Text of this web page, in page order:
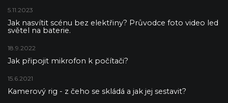
5.11.2023
Jak nasvítit scénu bez elektřiny? Průvodce foto video led
světel na baterie.
18.9.2022
Jak připojit mikrofon k počítači?
15.6.2021
Kamerový rig - z čeho se skládá a jak jej sestavit?